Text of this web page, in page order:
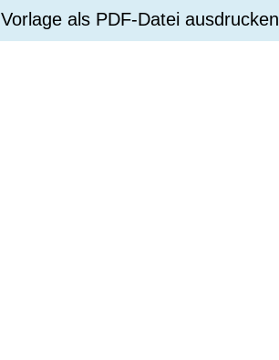
Vorlage als PDF-Datei ausdrucken